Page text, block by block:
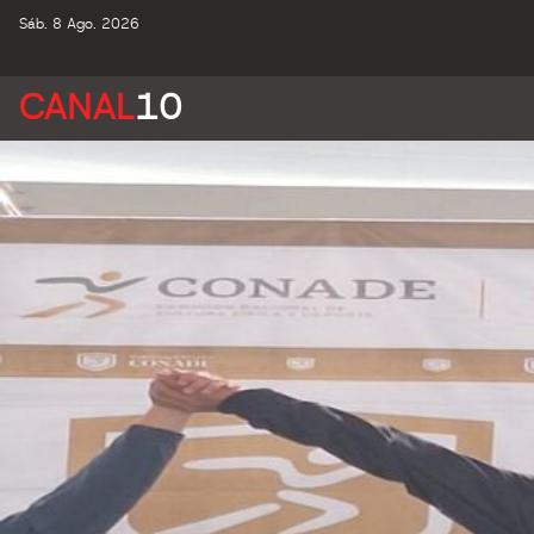
Sáb. 8 Ago. 2026
CANAL10